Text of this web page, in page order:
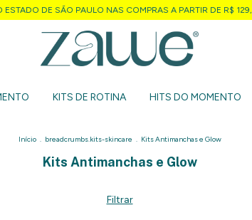
DE SÃO PAULO NAS COMPRAS A PARTIR DE R$ 129,00
KITS DE ROTINA HITS DO MOMENTO
Início . breadcrumbs.kits-skincare . Kits Antimanchas e Glow
Kits Antimanchas e Glow
Filtrar